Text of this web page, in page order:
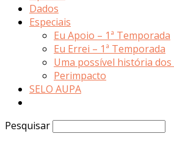
Dados
Especiais
Eu Apoio – 1ª Temporada
Eu Errei – 1ª Temporada
Uma possível história
Perimpacto
SELO AUPA
Pesquisar